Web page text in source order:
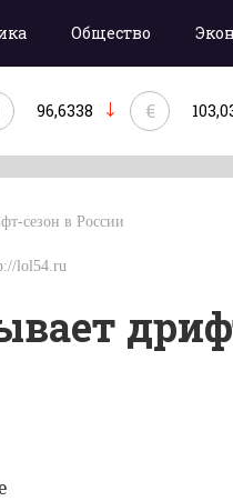
Общество
96,6338 €
сезон в России
lol54.ru